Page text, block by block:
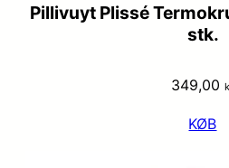
Pillivuyt Plissé
stk.
349,00
KØB